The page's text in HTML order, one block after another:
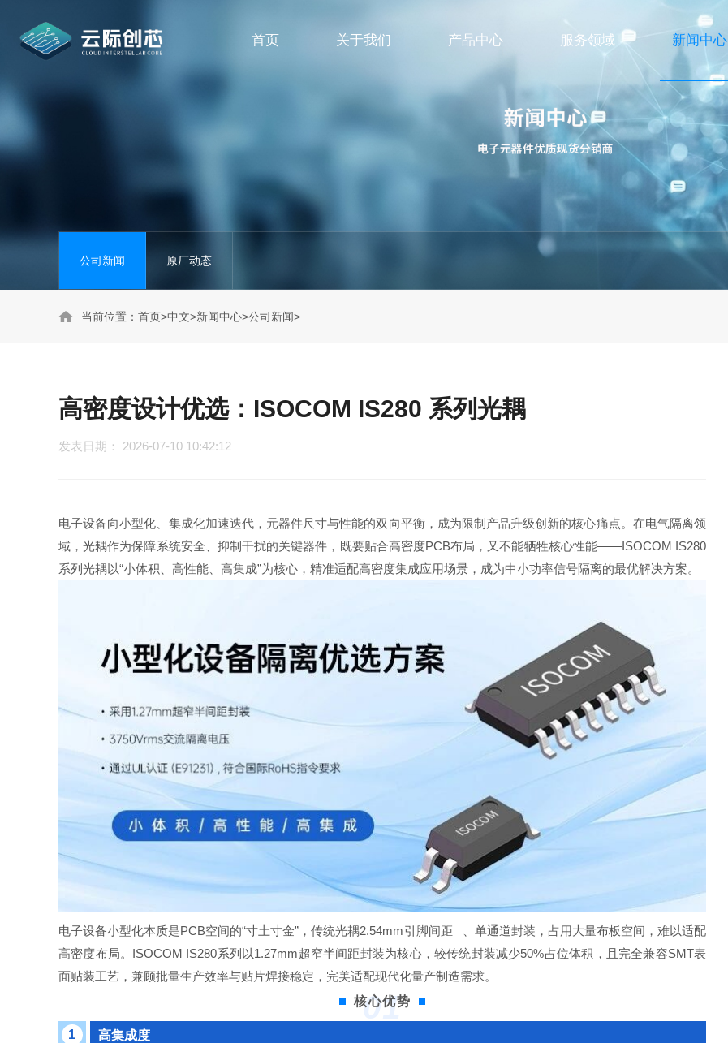
首页 关于我们 产品中心 服务领域 新闻中心
公司新闻 原厂动态
当前位置： 首页>中文>新闻中心>公司新闻>
高密度设计优选：ISOCOM IS280 系列光耦
发表日期： 2026-07-10 10:42:12
电子设备向小型化、集成化加速迭代，元器件尺寸与性能的双向平衡，成为限制产品升级创新的核心痛点。在电气隔离领
域，光耦作为保障系统安全、抑制干扰的关键器件，既要贴合高密度PCB布局，又不能牺牲核心性能——ISOCOM IS280
系列光耦以“小体积、高性能、高集成”为核心，精准适配高密度集成应用场景，成为中小功率信号隔离的最优解决方案。
电子设备小型化本质是PCB空间的“寸土寸金”，传统光耦2.54mm引脚间距 、单通道封装，占用大量布板空间， 难以适配
高密度布局。ISOCOM IS280系列 以1.27mm超窄半间距封装为核心，较传统封装减少50%占位体积，且完全兼容SMT表
面贴装工艺，兼顾批量生产效率与贴片焊接稳定，完美适配现代化量产制造需求。
01
核心优势
1 高集成度